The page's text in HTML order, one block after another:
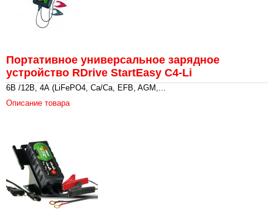
Портативное универсальное зарядное
устройство RDrive StartEasy C4-Li
6В /12В, 4А (LiFePO4, Ca/Ca, EFB, AGM,...
Описание товара